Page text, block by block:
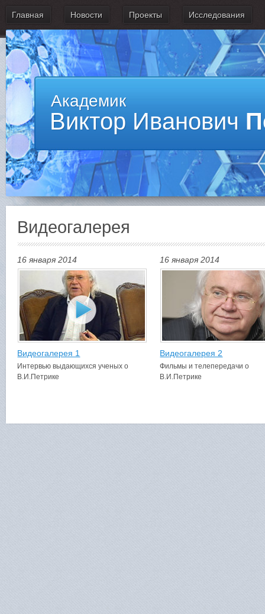
Главная Новости Проекты Исследования
Академик
Виктор Иванович
Видеогалерея
16 января 2014
Видеогалерея 1
Интервью выдающихся ученых о
В.И.Петрике
16 января 2014
Видеогалерея 2
Фильмы и телепередачи о
В.И.Петрике